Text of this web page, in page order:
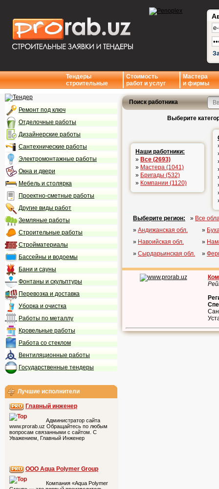
Тендеры
строительные
Стоимость
работ и услуг
Мастера
и фирмы
Ремонт под ключ
Отделочные работы
Дизайнерские работы
Сантехнические работы
Электромонтажные работы
Окна и двери
Мебель и столярка
Проектно-сметные работы
Другие виды работ
Земляные работы
Строительные работы
Стройматериалы
Бассейны и водоемы
Бани и сауны
Фонтаны и скульптуры
Перевозка и доставка
Уборка и очистка
Работы по металлу
Кровельные работы
Работа со стеклом
Вентиляционные работы
Государственные тендеры
Лучшие исполнители
Главный инженер
Администратор сайта
www.prorab.uz Обращайтесь по любым
вопросам связанными с сайтом. С
Уважением, Главный Инженер
ООО Aqua Polymer Group
Компания «Aqua Polymer
Поиск работника
Выберите
Наши работники:
» Все (2693)
» Мастера (1041)
» Бригады (532)
» Компании (1120)
Выберите регион: » Все
» Андижанская обл. »
» Навоийская обл. »
» Сырдарьинская обл. »